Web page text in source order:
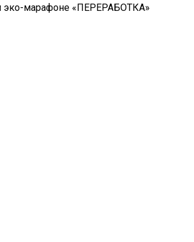
эко-марафоне «ПЕРЕРАБОТКА»